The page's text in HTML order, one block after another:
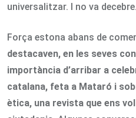
universalitzar. I no va decebre.
Força estona abans de
destacaven, en les seves
importància d’arribar a
catalana, feta a Mataró i
ètica, una revista que ens